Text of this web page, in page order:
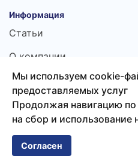
Информация
Статьи
О компании
Политика хранения ПД
Дилеру
Регистрация
История заказов
Мы используем cookie-
предоставляемых услуг
Продолжая навигацию по
на сбор и использование
Согласен